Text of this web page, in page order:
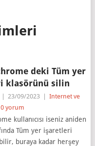
deki Tüm yer
klasörünü silin
23/09/2023
Internet ve
yorum
kullanıcısı iseniz aniden
Tüm yer işaretleri
buraya kadar herşey